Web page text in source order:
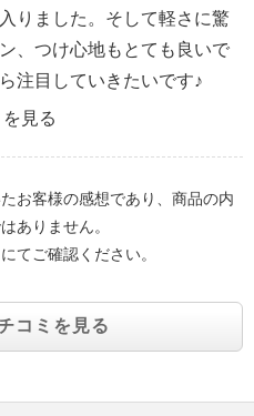
りました。そして軽さに驚
、つけ心地もとても良いで
注目していきたいです♪
見る
お客様の感想であり、商品の内
ありません。
てご確認ください。
コミを見る